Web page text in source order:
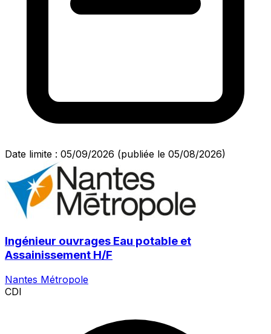
Date limite : 05/09/2026 (publiée le 05/08/2026)
Ingénieur ouvrages Eau potable et
Assainissement H/F
Nantes Métropole
CDI